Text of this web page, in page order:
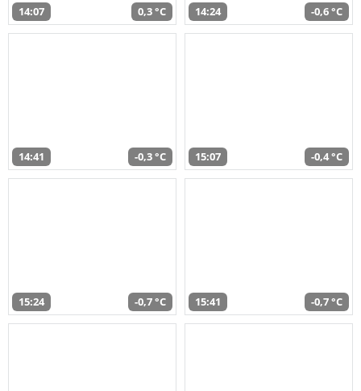
14:07 0,3 °C 14:24 -0,6 °C
14:41 -0,3 °C 15:07 -0,4 °C
15:24 -0,7 °C 15:41 -0,7 °C